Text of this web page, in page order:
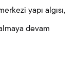
yapı algısı,
devam